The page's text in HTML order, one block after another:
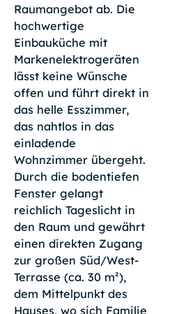
Raumangebot ab. Die
hochwertige
Einbauküche mit
Markenelektrogeräten
lässt keine Wünsche
offen und führt direkt in
das helle Esszimmer,
das nahtlos in das
einladende
Wohnzimmer übergeht.
Durch die bodentiefen
Fenster gelangt
reichlich Tageslicht in
den Raum und gewährt
einen direkten Zugang
zur großen Süd/West-
Terrasse (ca. 30 m²),
dem Mittelpunkt des
Hauses, wo sich Familie